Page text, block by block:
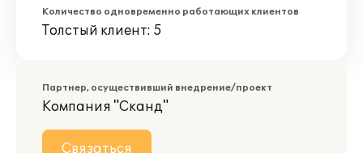
Количество одновременно работающих клиентов
Толстый клиент: 5
Партнер, осуществивший внедрение/проект
Компания "Сканд"
Связаться